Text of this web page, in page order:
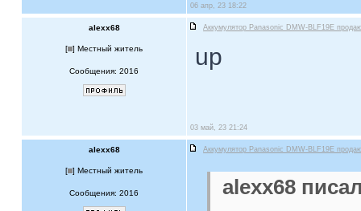
06 апр, 23 18:22
alexx68 Аккумулятор Panasonic DMW-BLF19E
[ ] Местный житель
Сообщения: 2016
up
03 май, 23 21:24
alexx68 Аккумулятор Panasonic DMW-BLF19E
[ ] Местный житель
Сообщения: 2016
alexx68